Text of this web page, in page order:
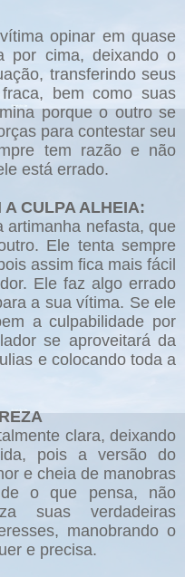
opinar em quase
por cima, deixando o
transferindo seus
bem como suas
porque o outro se
para contestar seu
tem razão e não
está errado.
CULPA ALHEIA:
artimanha nefasta, que
Ele tenta sempre
assim fica mais fácil
Ele faz algo errado
a sua vítima. Se ele
a culpabilidade por
se aproveitará da
e colocando toda a
clara, deixando
pois a versão do
e cheia de manobras
o que pensa, não
suas verdadeiras
manobrando o
e precisa.